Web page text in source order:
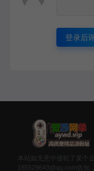
登录后
本站如无意中侵犯了某个
185529643@qq.com告知